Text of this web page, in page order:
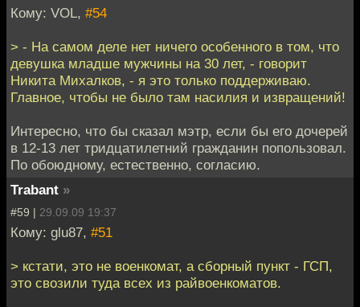
Кому: VOL, #54
> - На самом деле нет ничего особенного в том, что
девушка младше мужчины на 30 лет, - говорит
Никита Михалков, - я это только поддерживаю.
Главное, чтобы не было там насилия и извращений!
Интересно, что бы сказал мэтр, если бы его дочерей
в 12-13 лет тридцатилетний гражданин попользовал.
По обоюдному, естественно, согласию.
Trabant »
#59 | 29.09.09 19:37
Кому: glu87, #51
> кстати, это не военкомат, а сборный пункт - ГСП,
это свозили туда всех из райвоенкоматов.